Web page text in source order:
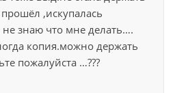
,искупалась
знаю что мне делать….
копия.можно держать
пожалуйста …???